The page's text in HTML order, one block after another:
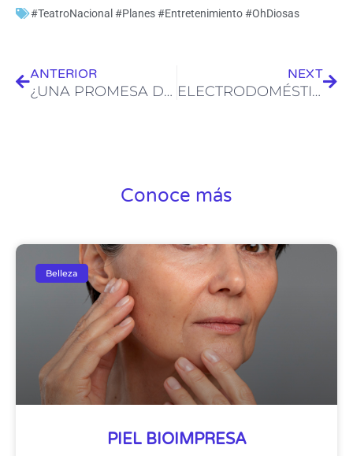
#TeatroNacional #Planes #Entretenimiento #OhDiosas
ANTERIOR
¿UNA PROMESA DE AMOR EN LA ACTUALIDAD?
NEXT
ELECTRODOMÉSTICOS 2026
Conoce más
Belleza
PIEL BIOIMPRESA